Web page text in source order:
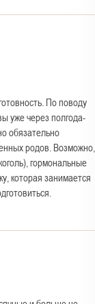
По поводу
уже через полгода-
обязательно
родов. Возможно,
гормональные
которая занимается